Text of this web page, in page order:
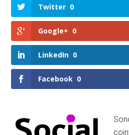
Twitter 0
Google+ 0
LinkedIn 0
Facebook 0